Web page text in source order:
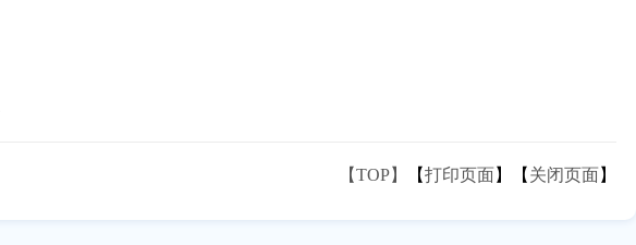
【TOP】 【打印页面】【 关闭页面】